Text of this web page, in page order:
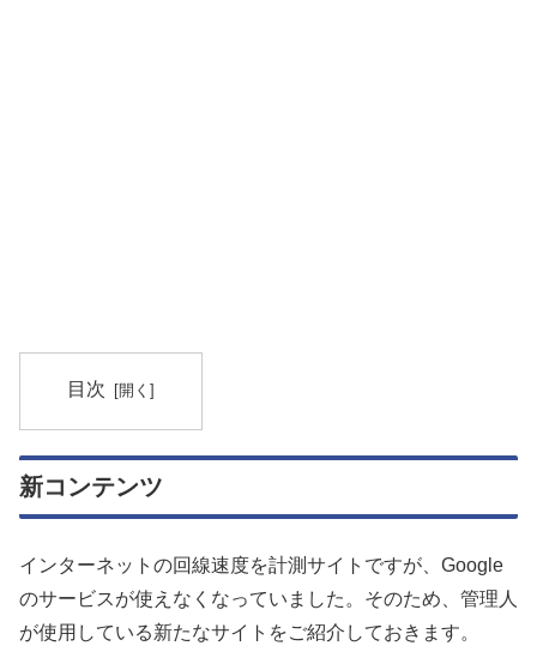
目次
新コンテンツ
インターネットの回線速度を計測サイトですが、Google
のサービスが使えなくなっていました。そのため、管理人
が使用している新たなサイトをご紹介しておきます。